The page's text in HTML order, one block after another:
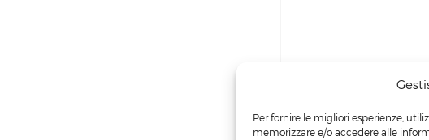
Per fornire le migliori esperienze,
memorizzare e/o accedere alle